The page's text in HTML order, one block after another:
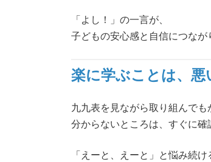
「よし！」の一言が、
子どもの安心感と自信につなが
楽に学ぶことは、
九九表を見ながら取り組んでも
分からないところは、すぐに確
「えーと、えーと」と悩み続け